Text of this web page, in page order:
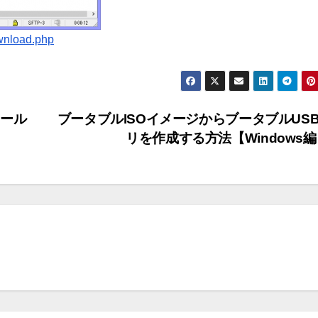
ブータブルISOイメージからブータブル
リを作成する方法【Windows編
ル